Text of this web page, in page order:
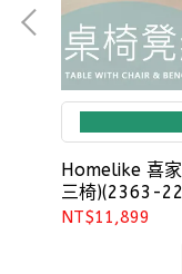
Homelike 喜
三椅)(2363-
NT$11,899